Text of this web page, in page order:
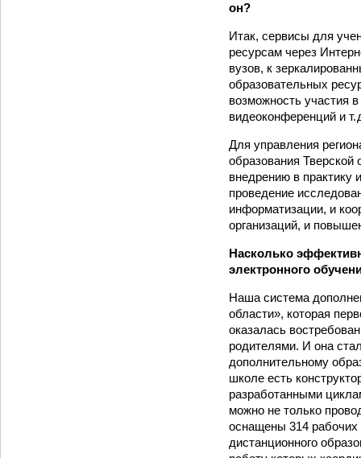
он?
Итак, сервисы для
ресурсам через
вузов, к
образовательных
возможность участия
видеоконференций и т.
Для управления
образования
внедрению в практику
проведение
информатизации, и
организаций, и
Насколько
электронного
Наша система
области», которая
оказалась
родителями. И она
дополнительному
школе есть
разработанными
можно не только
оснащены 314 рабочих
дистанционного